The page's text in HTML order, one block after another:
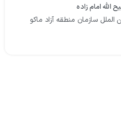
الله امام زاده
سازمان منطقه آزاد ماکو